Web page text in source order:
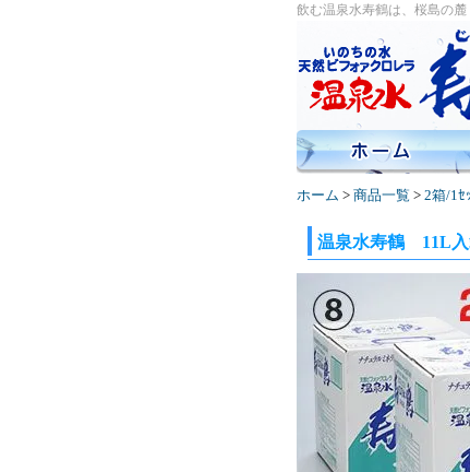
飲む温泉水寿鶴は、桜島の
ホーム > 商品一覧 > 2箱/1ｾ
温泉水寿鶴 11L入